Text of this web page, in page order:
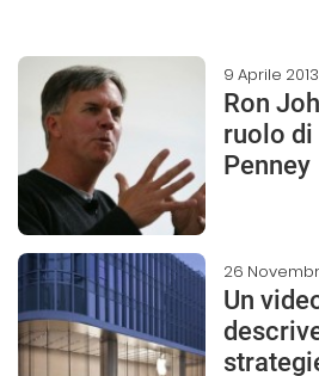
9 Aprile 2013
Ron
ruolo di
Penney
26
Un